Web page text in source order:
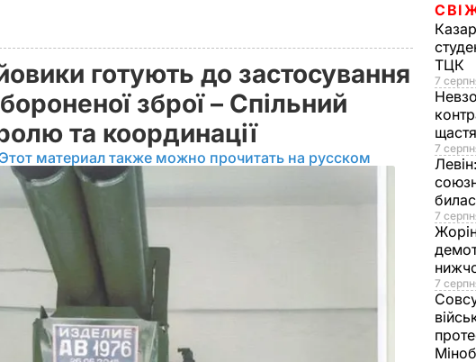
готують до застосування
зброї – Спільний
та координації
Этот материал также можно прочитать на русском
ТЦК
7
щастя
7
Левін:
7
7